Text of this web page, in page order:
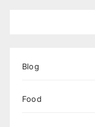
Blog
Food